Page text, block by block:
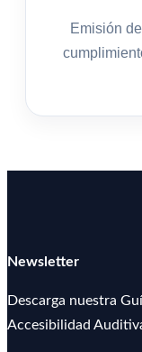
Emisión
Newsletter
Descarga nuestra
Accesibilidad